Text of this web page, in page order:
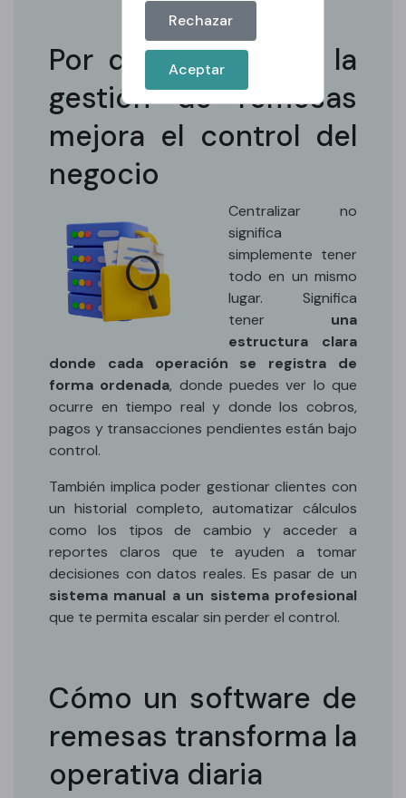
Por qué centralizar la
gestión de remesas
mejora el control del
negocio
Centralizar no
significa
simplemente tener
todo en un mismo
lugar. Significa
tener una
estructura clara
donde cada operación se registra de
forma ordenada, donde puedes ver lo que
ocurre en tiempo real y donde los cobros,
pagos y transacciones pendientes están bajo
control.
También implica poder gestionar clientes con
un historial completo, automatizar cálculos
como los tipos de cambio y acceder a
reportes claros que te ayuden a tomar
decisiones con datos reales. Es pasar de un
sistema manual a un sistema profesional
que te permita escalar sin perder el control.
Cómo un software de
remesas transforma la
operativa diaria
Rechazar
Aceptar